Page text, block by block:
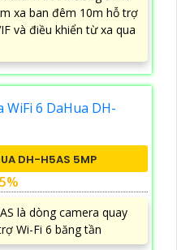
xa ban đêm 10m hỗ trợ
và điều khiển từ xa qua
DH-H5AS 5MP
là dòng camera quay
Wi-Fi 6 băng tần